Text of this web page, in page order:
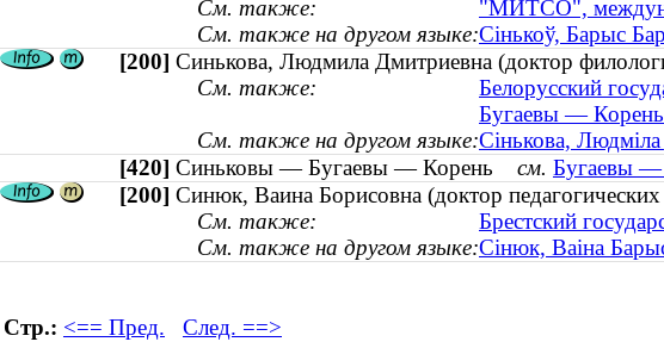
См. также:
"МИТСО",
См. также на другом языке:Сінькоў, Барыс
[200] Синькова, Людмила Дмитриевна (доктор
См. также:
Белорусский
Бугаевы —
См. также на другом языке:Сінькова, Людміла
[420] Синьковы — Бугаевы — Корень см. Бугаевы —
[200] Синюк, Ваина Борисовна (доктор
См. также:
Брестский
См. также на другом языке:Сінюк, Ваіна
Стр.: <== Пред. След. ==>